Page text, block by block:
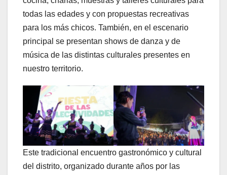
todas las edades y con propuestas recreativas
para los más chicos. También, en el escenario
principal se presentan shows de danza y de
música de las distintas culturales presentes en
nuestro territorio.
Este tradicional encuentro gastronómico y cultural
del distrito, organizado durante años por las